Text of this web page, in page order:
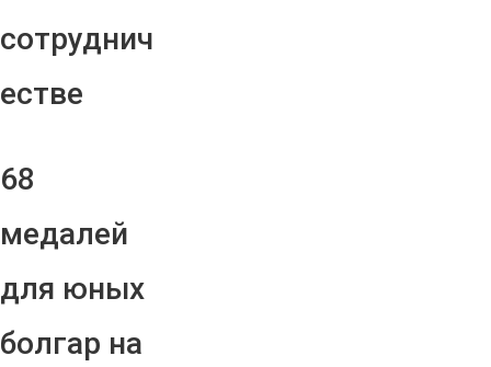
сотруднич
естве
68
медалей
для юных
болгар на